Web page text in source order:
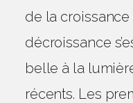
de la
décroissance
belle à la
récents. Les